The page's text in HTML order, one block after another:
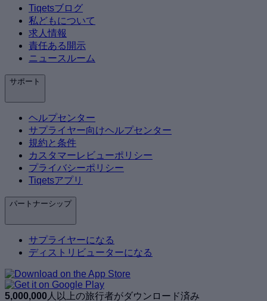
Tiqetsブログ
私どもについて
求人情報
責任ある開示
ニュースルーム
サポート
ヘルプセンター
サプライヤー向けヘルプセンター
規約と条件
カスタマーレビューポリシー
プライバシーポリシー
Tiqetsアプリ
パートナーシップ
サプライヤーになる
ディストリビューターになる
5,000,000 人以上の旅行者がダウンロード済み